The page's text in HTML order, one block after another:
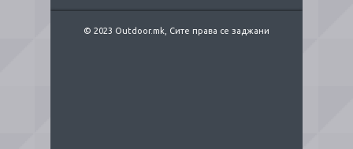
© 2023 Outdoor.mk, Сите права се заджани